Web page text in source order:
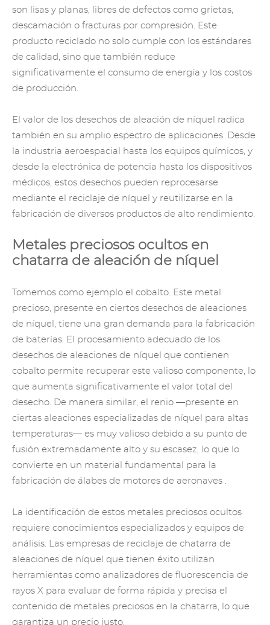
son lisas y planas, libres de defectos como grietas,
descamación o fracturas por compresión. Este
producto reciclado no solo cumple con los estándares
de calidad, sino que también reduce
significativamente el consumo de energía y los costos
de producción.
El valor de los desechos de aleación de níquel radica
también en su amplio espectro de aplicaciones. Desde
la industria aeroespacial hasta los equipos químicos, y
desde la electrónica de potencia hasta los dispositivos
médicos, estos desechos pueden reprocesarse
mediante el reciclaje de níquel y reutilizarse en la
fabricación de diversos productos de alto rendimiento.
Metales preciosos ocultos en
chatarra de aleación de níquel
Tomemos como ejemplo el cobalto. Este metal
precioso, presente en ciertos desechos de aleaciones
de níquel, tiene una gran demanda para la fabricación
de baterías. El procesamiento adecuado de los
desechos de aleaciones de níquel que contienen
cobalto permite recuperar este valioso componente, lo
que aumenta significativamente el valor total del
desecho. De manera similar, el renio —presente en
ciertas aleaciones especializadas de níquel para altas
temperaturas— es muy valioso debido a su punto de
fusión extremadamente alto y su escasez, lo que lo
convierte en un material fundamental para la
fabricación de álabes de motores de aeronaves .
La identificación de estos metales preciosos ocultos
requiere conocimientos especializados y equipos de
análisis. Las empresas de reciclaje de chatarra de
aleaciones de níquel que tienen éxito utilizan
herramientas como analizadores de fluorescencia de
rayos X para evaluar de forma rápida y precisa el
contenido de metales preciosos en la chatarra, lo que
garantiza un precio justo.